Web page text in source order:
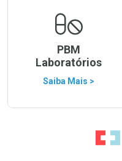
PBM
Laboratórios
Saiba Mais >
Ir